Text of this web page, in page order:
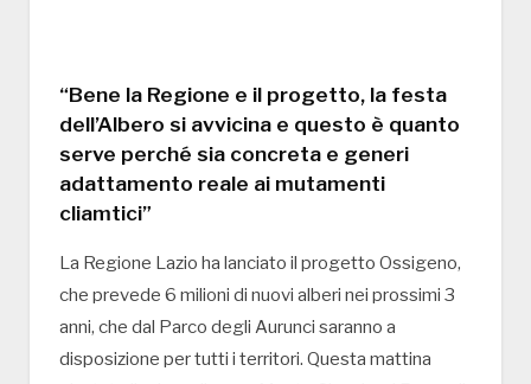
“Bene la Regione e il progetto, la festa
dell’Albero si avvicina e questo è quanto
serve perché sia concreta e generi
adattamento reale ai mutamenti
cliamtici”
La Regione Lazio ha lanciato il progetto Ossigeno,
che prevede 6 milioni di nuovi alberi nei prossimi 3
anni, che dal Parco degli Aurunci saranno a
disposizione per tutti i territori. Questa mattina